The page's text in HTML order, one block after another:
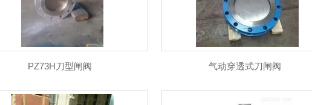
PZ73H刀型闸阀 气动穿透式刀闸阀